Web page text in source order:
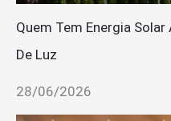
Quem Tem Energia
De Luz
28/06/2026